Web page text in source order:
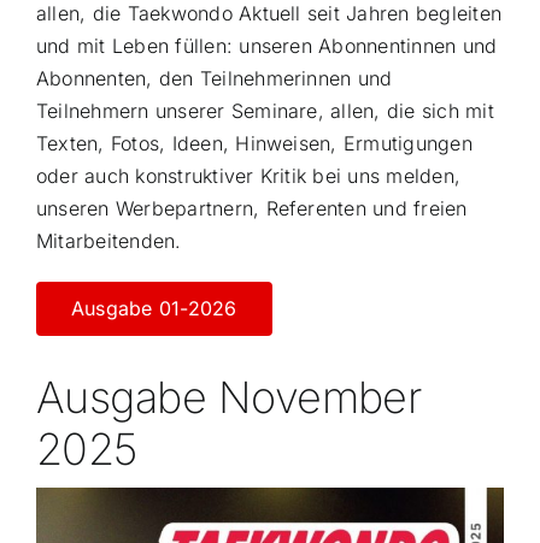
allen, die Taekwondo Aktuell seit Jahren begleiten
und mit Leben füllen: unseren Abonnentinnen und
Abonnenten, den Teilnehmerinnen und
Teilnehmern unserer Seminare, allen, die sich mit
Texten, Fotos, Ideen, Hinweisen, Ermutigungen
oder auch konstruktiver Kritik bei uns melden,
unseren Werbepartnern, Referenten und freien
Mitarbeitenden.
Ausgabe 01-2026
Ausgabe November
2025